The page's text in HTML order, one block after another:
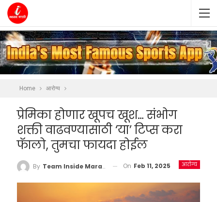
Home आरोग्य
प्रेमिका होणार खूपच खूश… संभोग
शक्ती वाढवण्यासाठी ‘या’ टिप्स करा
फॅालो, तुमचा फायदा होईल
आरोग्य
By Team Inside Marathi On Feb 11, 2025